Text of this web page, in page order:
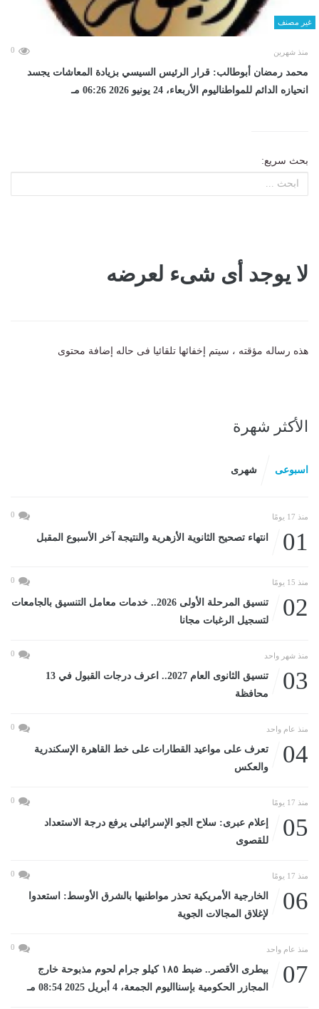
غير مصنف
منذ شهرين 0
محمد رمضان أبوطالب: قرار الرئيس السيسي بزيادة المعاشات يجسد
انحيازه الدائم للمواطناليوم الأربعاء، 24 يونيو 2026 06:26 مـ
بحث سريع:
لا يوجد أى شىء لعرضه
هذه رساله مؤقته ، سيتم إخفائها تلقائيا فى حاله إضافة محتوى
الأكثر شهرة
اسبوعى شهرى
منذ 17 يومًا 0
01 انتهاء تصحيح الثانوية الأزهرية والنتيجة آخر الأسبوع المقبل
منذ 15 يومًا 0
02
تنسيق المرحلة الأولى 2026.. خدمات معامل التنسيق بالجامعات
لتسجيل الرغبات مجانا
منذ شهر واحد 0
03
تنسيق الثانوى العام 2027.. اعرف درجات القبول في 13
محافظة
منذ عام واحد 0
04
تعرف على مواعيد القطارات على خط القاهرة الإسكندرية
والعكس
منذ 17 يومًا 0
05
إعلام عبرى: سلاح الجو الإسرائيلى يرفع درجة الاستعداد
للقصوى
منذ 17 يومًا 0
06
الخارجية الأمريكية تحذر مواطنيها بالشرق الأوسط: استعدوا
لإغلاق المجالات الجوية
منذ عام واحد 0
07
بيطرى الأقصر.. ضبط ١٨٥ كيلو جرام لحوم مذبوحة خارج
المجازر الحكومية بإسنااليوم الجمعة، 4 أبريل 2025 08:54 مـ